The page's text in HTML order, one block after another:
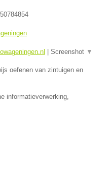
50784854
Screenshot ▼
oefenen van zintuigen en
informatieverwerking,